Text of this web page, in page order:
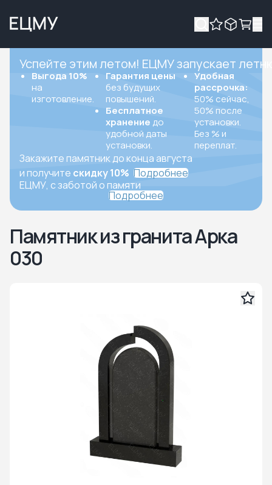
Успейте этим летом! ЕЦМУ запускает
Выгода 10%
на
изготовление.
Гарантия цены
без будущих
повышений.
Бесплатное
хранение до
удобной даты
установки.
Удобная
рассрочка:
50% сейчас,
50% после
установки.
Без % и
переплат.
Закажите памятник до конца августа
и получите скидку 10% Подробнее
ЕЦМУ, с заботой о памяти
Подробнее
Памятник из гранита Арка
030